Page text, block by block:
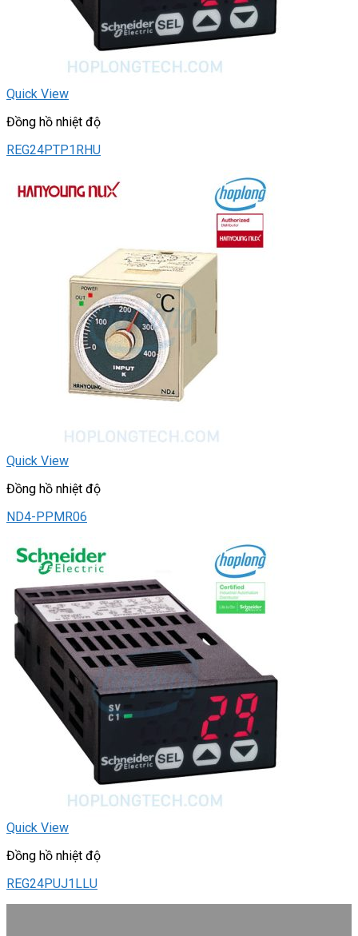
Quick View
Đồng hồ nhiệt độ
REG24PTP1RHU
Quick View
Đồng hồ nhiệt độ
ND4-PPMR06
Quick View
Đồng hồ nhiệt độ
REG24PUJ1LLU